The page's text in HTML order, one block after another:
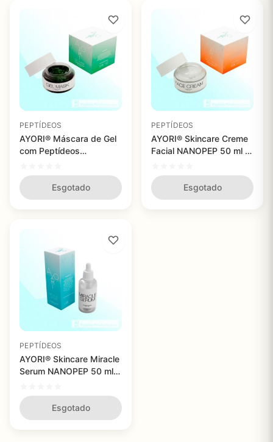
PEPTÍDEOS
AYORI® Máscara de Gel
com Peptídeos
Restauração e
Regeneração da Pele
Eficaz
Esgotado
PEPTÍDEOS
AYORI® Skincare Creme
Facial NANOPEP 50 ml -
Proteção da Pele
Esgotado
PEPTÍDEOS
AYORI® Skincare Miracle
Serum NANOPEP 50 ml -
Envelhecimento com
Peptídeos e Lifting
Esgotado